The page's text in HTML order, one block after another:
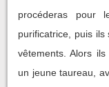
procéderas pour
purificatrice, puis
vêtements. Alors
un jeune taureau,